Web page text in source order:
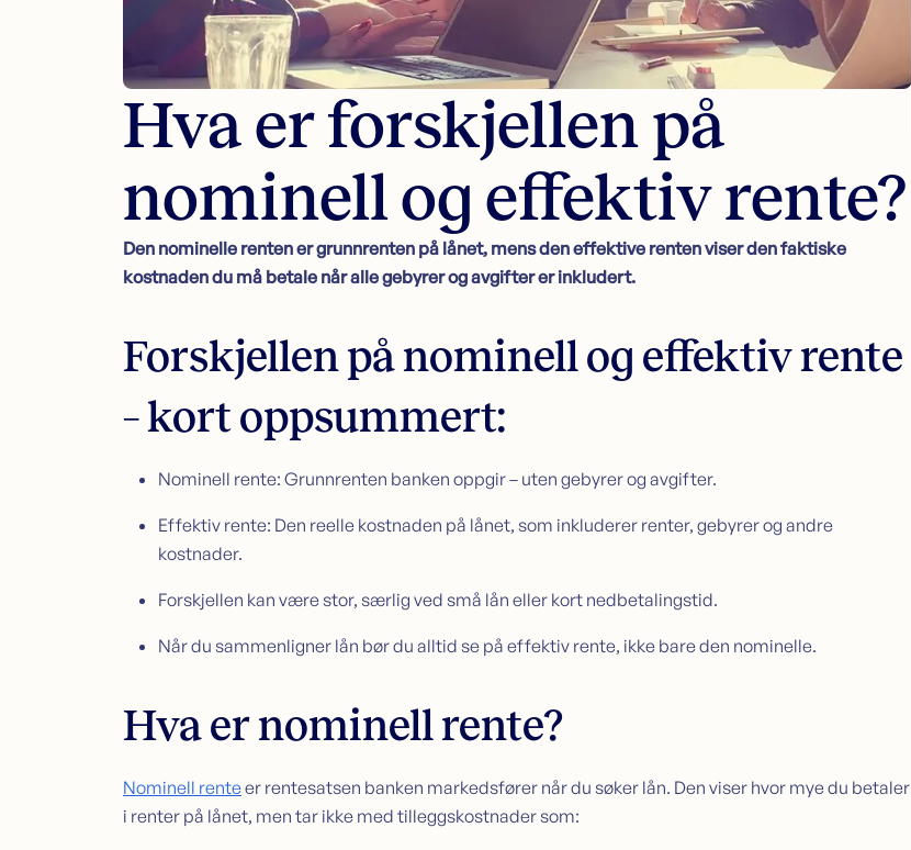
Hva er forskjellen på
nominell og effektiv rente?
Den nominelle renten er grunnrenten på lånet, mens den effektive renten viser den faktiske
kostnaden du må betale når alle gebyrer og avgifter er inkludert.
Forskjellen på nominell og effektiv rente
– kort oppsummert:
Nominell rente: Grunnrenten banken oppgir – uten gebyrer og avgifter.
Effektiv rente: Den reelle kostnaden på lånet, som inkluderer renter, gebyrer og andre
kostnader.
Forskjellen kan være stor, særlig ved små lån eller kort nedbetalingstid.
Når du sammenligner lån bør du alltid se på effektiv rente, ikke bare den nominelle.
Hva er nominell rente?
Nominell renteer rentesatsen banken markedsfører når du søker lån. Den viser hvor mye du betaler
i renter på lånet, men tar ikke med tilleggskostnader som: